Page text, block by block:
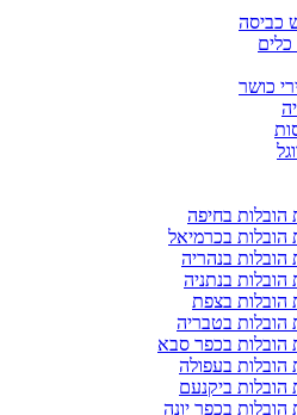
כביסה
כושר
הובלות בחיפה
הובלות בכרמיאל
בנהריה
בנתניה
הובלות בצפת
הובלות בטבריה
הובלות בכפר סבא
הובלות בעפולה
ביקנעם
בכפר יונה